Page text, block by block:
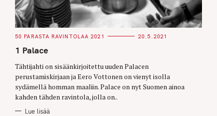
C
T
E
O
R
I
E
S
50 PARASTA RAVINTOLAA 2021 20.5.2021
1 Palace
Tähtijahti on sisäänkirjoitettu uuden Palacen
perustamiskirjaan ja Eero Vottonen on vienyt isolla
sydämellä homman maaliin. Palace on nyt Suomen ainoa
kahden tähden ravintola, jolla on..
Lue lisää